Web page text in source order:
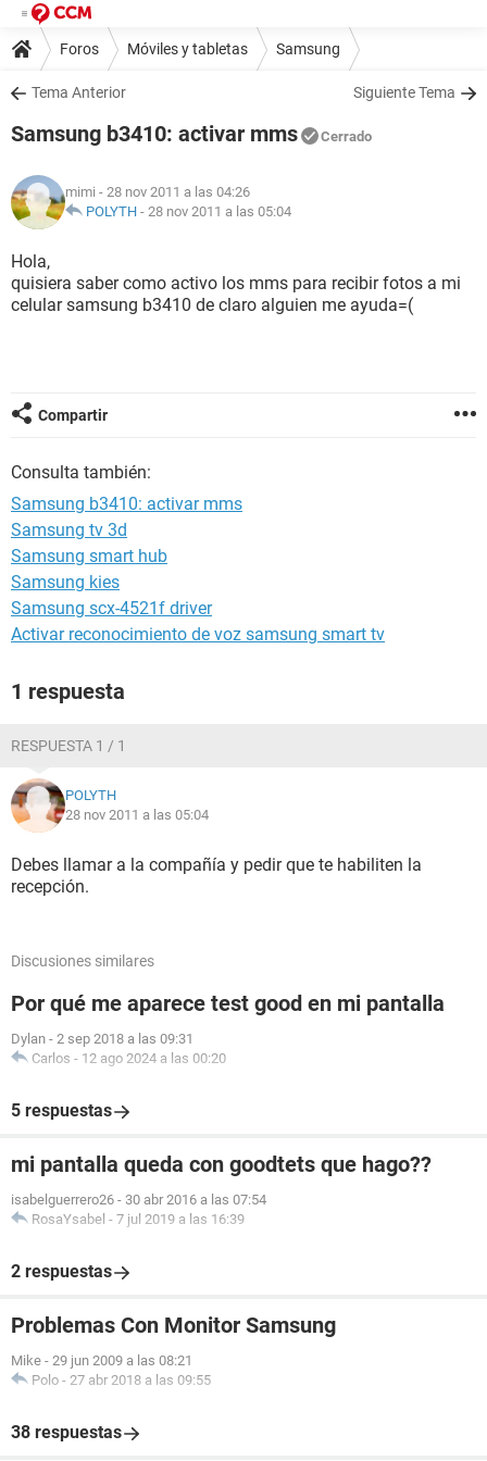
Foros Móviles y tabletas Samsung
Tema Anterior Siguiente Tema
Samsung b3410: activar mms Cerrado
mimi - 28 nov 2011 a las 04:26
POLYTH - 28 nov 2011 a las 05:04
Hola,
quisiera saber como activo los mms para recibir fotos a mi
celular samsung b3410 de claro alguien me ayuda=(
Compartir
Consulta también:
Samsung b3410: activar mms
Samsung tv 3d
Samsung smart hub
Samsung kies
Samsung scx-4521f driver
Activar reconocimiento de voz samsung smart tv
1 respuesta
RESPUESTA 1 / 1
POLYTH
28 nov 2011 a las 05:04
Debes llamar a la compañía y pedir que te habiliten la
recepción.
Discusiones similares
Por qué me aparece test good en mi pantalla
Dylan - 2 sep 2018 a las 09:31
Carlos - 12 ago 2024 a las 00:20
5 respuestas
mi pantalla queda con goodtets que hago??
isabelguerrero26 - 30 abr 2016 a las 07:54
RosaYsabel - 7 jul 2019 a las 16:39
2 respuestas
Problemas Con Monitor Samsung
Mike - 29 jun 2009 a las 08:21
Polo - 27 abr 2018 a las 09:55
38 respuestas